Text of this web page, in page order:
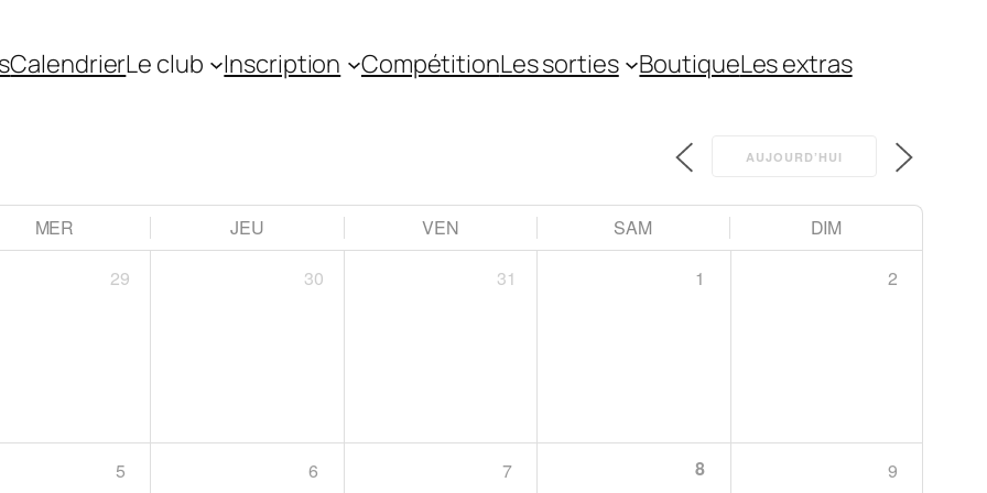
CalendrierLe club Inscription CompétitionLes sorties BoutiqueLes extras
AUJOURD’HUI
MER JEU VEN SAM
DIM
29 30 31 1 2
5 6 7 8 9